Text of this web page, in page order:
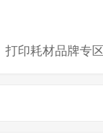
打印耗材品牌专区